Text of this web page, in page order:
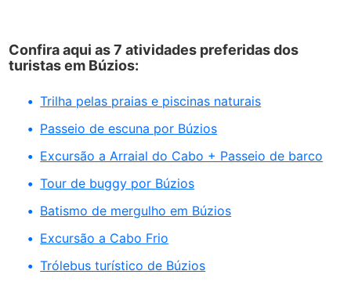
Confira aqui as 7 atividades preferidas dos
turistas em Búzios:
Trilha pelas praias e piscinas naturais
Passeio de escuna por Búzios
Excursão a Arraial do Cabo + Passeio de barco
Tour de buggy por Búzios
Batismo de mergulho em Búzios
Excursão a Cabo Frio
Trólebus turístico de Búzios